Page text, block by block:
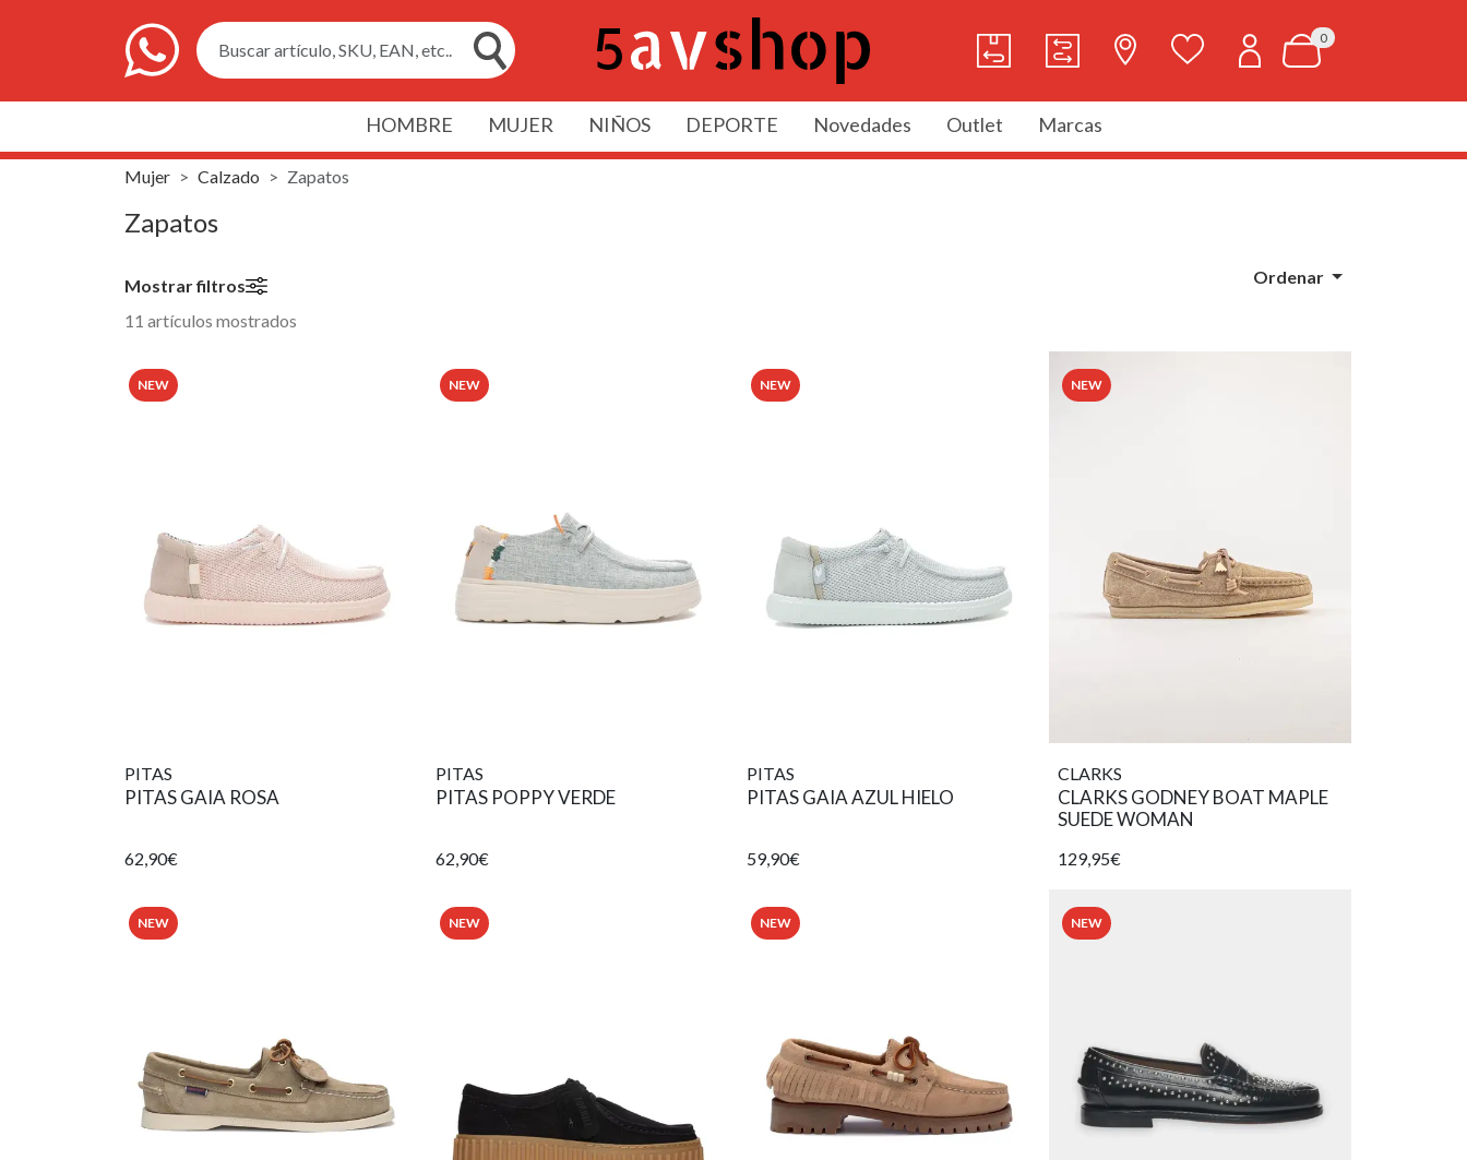
Buscar artículo, SKU, EAN, etc..
0
HOMBRE MUJER NIÑOS DEPORTE Novedades Outlet Marcas
Mujer Calzado Zapatos
Zapatos
Mostrar filtros Ordenar
11 artículos mostrados
NEW
PITAS
PITAS GAIA ROSA
62,90€
NEW
PITAS
PITAS POPPY VERDE
62,90€
NEW
PITAS
PITAS GAIA AZUL HIELO
59,90€
NEW
CLARKS
CLARKS GODNEY BOAT MAPLE
SUEDE WOMAN
129,95€
NEW NEW NEW NEW